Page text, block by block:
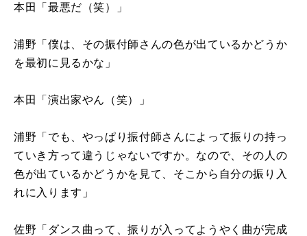
本田「最悪だ（笑）」
浦野「僕は、その振付師さんの色が出ているかどうか
を最初に見るかな」
本田「演出家やん（笑）」
浦野「でも、やっぱり振付師さんによって振りの持っ
ていき方って違うじゃないですか。なので、その人の
色が出ているかどうかを見て、そこから自分の振り入
れに入ります」
佐野「ダンス曲って、振りが入ってようやく曲が完成